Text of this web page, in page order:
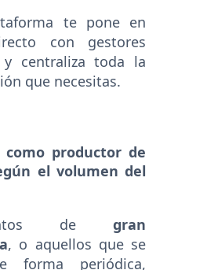
te pone en
con gestores
y centraliza toda la
que necesitas.
como productor de
el volumen del
de gran
, o aquellos que se
forma periódica,